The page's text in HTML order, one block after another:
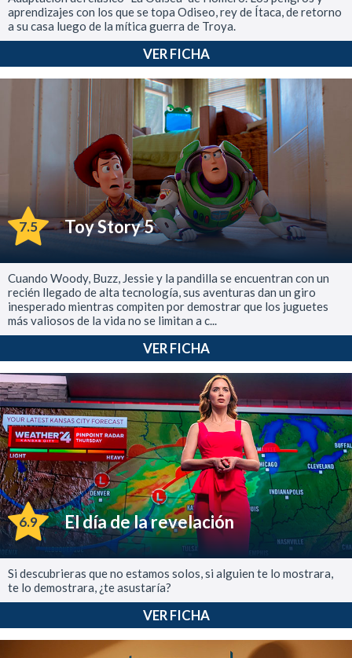
aprendizajes con los que se topa Odiseo, rey de Ítaca, de retorno
a su casa luego de la mítica guerra de Troya.
VER FICHA
7.5 Toy Story 5
Cuando Woody, Buzz, Jessie y la pandilla se encuentran con un
recién llegado de alta tecnología, sus aventuras dan un giro
inesperado mientras compiten por demostrar que los juguetes
más valiosos de la vida no se limitan a c...
VER FICHA
6.9 El día de la revelación
Si descubrieras que no estamos solos, si alguien te lo mostrara,
te lo demostrara, ¿te asustaría?
VER FICHA